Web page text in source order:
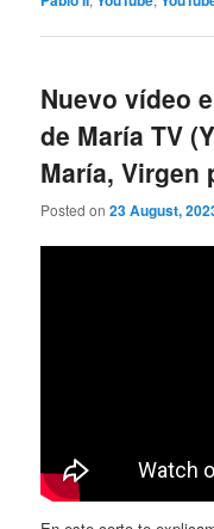
Nuevo vídeo
de María TV
María, Virgen
Posted on23 August,